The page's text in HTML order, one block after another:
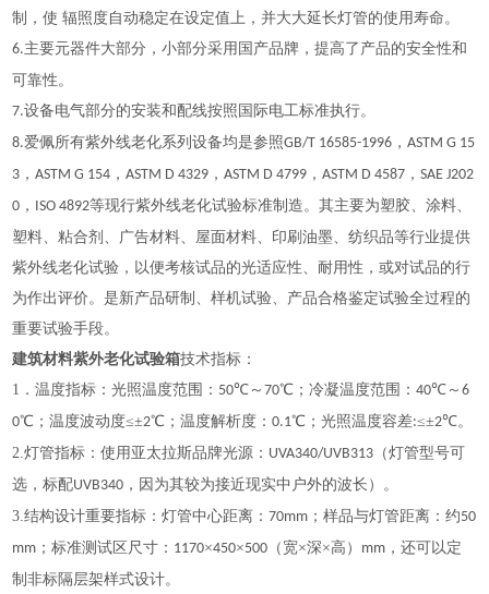
制，使 辐照度自动稳定在设定值上，并大大延长灯管的使用寿命。
6.主要元器件大部分，小部分采用国产品牌，提高了产品的安全性和
可靠性。
7.设备电气部分的安装和配线按照国际电工标准执行。
8.爱佩所有紫外线老化系列设备均是参照GB/T 16585-1996 ，ASTM G 15
3 ，ASTM G 154 ，ASTM D 4329 ，ASTM D 4799 ，ASTM D 4587 ，SAE J202
0 ， ISO 4892等现行紫外线老化试验标准制造。其主要为塑胶、涂料、
塑料、粘合剂、广告材料、屋面材料、印刷油墨、纺织品等行业提供
紫外线老化试验，以便考核试品的光适应性、耐用性，或对试品的行
为作出评价。是新产品研制、样机试验、产品合格鉴定试验全过程的
重要试验手段。
建筑材料紫外老化试验箱技术指标：
1．温度指标：光照温度范围： 50℃～70℃；冷凝温度范围：40℃～6
0℃；温度波动度≤±2℃；温度解析度：0.1℃；光照温度容差:≤±2℃。
2.灯管指标：使用亚太拉斯品牌光源： UVA340/UVB313 （灯管型号可
选，标配UVB340 ，因为其较为接近现实中户外的波长）。
3.结构设计重要指标：灯管中心距离：70mm ；样品与灯管距离：约50
mm ；标准测试区尺寸： 1170×450×500 （宽×深×高） mm ，还可以定
制非标隔层架样式设计。